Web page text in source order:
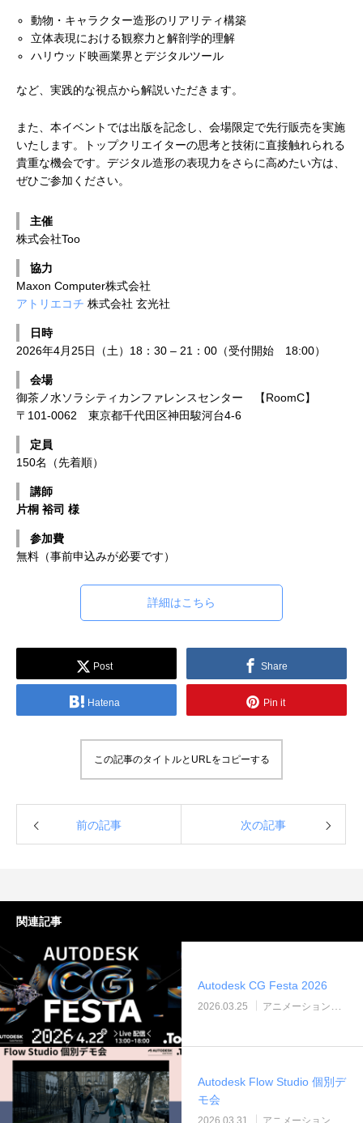
アニマル・モデリング 動物造形解剖学 増
補改訂版』発売記念セミナー
Autodesk CG Festa
建築ビジュアライゼーションMeetUp第8弾
2025.06.10
【動画配信】 Epic
Autodesk Fusion × Rhinoによる次世代デ
ザインワークフロー
【動画】3ds Max
ライズ-プロダクト
ータを有効活用しま
2021.04.30
東京ゲームショウ 2025 出展レポート
『ARMORED
Kviz特別セミナー「Studio Tim Fuが語る、
AIと建築デザインの未来」
2025.12.18
『MERCURY Entei Ryu造形作品集』発売
記念セミナーレポート 第一部：造形思想に
基づく作品制作の舞台裏
『MERCURY Entei
記念セミナーレポ
による作品添削指導
2026.01.20
アニメーションによるリッチコンテンツで
差別化を！ Character Creator/Mayaとの連
携 – アパレル業界DXセミナーPart3「3Dで
実現できる未来」
2022.03.20
KeyShot Webを用
動物・キャラクター造形のリアリティ構築
立体表現における観察力と解剖学的理解
ハリウッド映画業界とデジタルツール
など、実践的な視点から解説いただきます。
また、本イベントでは出版を記念し、会場限定で先行販売を実施
いたします。トップクリエイターの思考と技術に直接触れられる
貴重な機会です。デジタル造形の表現力をさらに高めたい方は、
ぜひご参加ください。
主催
株式会社Too
協力
Maxon Computer株式会社
アトリエコチ 株式会社 玄光社
日時
2026年4月25日（土）18：30 – 21：00（受付開始 18:00）
会場
御茶ノ水ソラシティカンファレンスセンター 【RoomC】
〒101-0062 東京都千代田区神田駿河台4-6
定員
150名（先着順）
講師
片桐 裕司 様
参加費
無料（事前申込みが必要です）
詳細はこちら
Post Share
Hatena Pin it
この記事のタイトルとURLをコピーする
前の記事 次の記事
関連記事
Autodesk CG Festa 2026
2026.03.25 アニメーション（セミナー＆ウェビナー）
Autodesk Flow Studio 個別デ
モ会
2026.03.31 アニメーション（セミナー＆ウェビナー）